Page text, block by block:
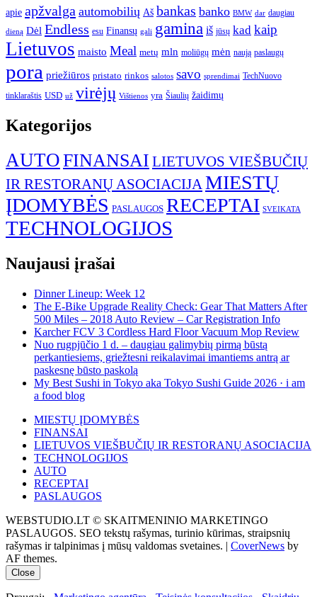
apie apžvalga automobilių Aš bankas banko BMW dar daugiau
dieną Dėl Endless esu Finansų gali gamina iš jūsų kad kaip
Lietuvos maisto Meal metų mln moliūgų mėn naują paslaugų
pora priežiūros pristato rinkos salotos savo sprendimai TechNuovo
tinklaraštis USD už virėjų Vištienos yra Šiaulių žaidimų
Kategorijos
AUTOFINANSAI LIETUVOS VIEŠBUČIŲ
IR RESTORANŲ ASOCIACIJAMIESTŲ
ĮDOMYBĖS PASLAUGOS RECEPTAI SVEIKATA
TECHNOLOGIJOS
Naujausi įrašai
Dinner Lineup: Week 12
The E-Bike Upgrade Reality Check: Gear That Matters After
500 Miles – 2018 Auto Review – Car Registration Info
Karcher FCV 3 Cordless Hard Floor Vacuum Mop Review
Nuo rugpjūčio 1 d. – daugiau galimybių pirmą būstą
perkantiesiems, griežtesni reikalavimai imantiems antrą ar
paskesnę būsto paskolą
My Best Sushi in Tokyo aka Tokyo Sushi Guide 2026 · i am
a food blog
MIESTŲ ĮDOMYBĖS
FINANSAI
LIETUVOS VIEŠBUČIŲ IR RESTORANŲ ASOCIACIJA
TECHNOLOGIJOS
AUTO
RECEPTAI
PASLAUGOS
WEBSTUDIO.LT © SKAITMENINIO MARKETINGO
PASLAUGOS. SEO tekstų rašymas, turinio kūrimas, straipsnių
rašymas ir talpinimas į mūsų valdomas svetaines. | CoverNews by
AF themes.
Close